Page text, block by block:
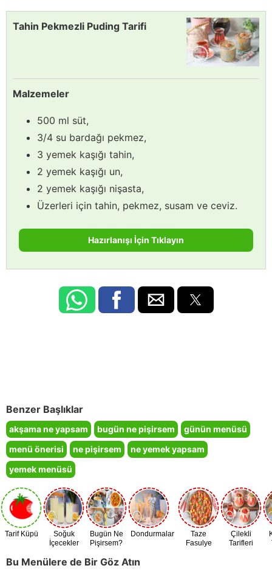
Tahin Pekmezli Puding Tarifi
Malzemeler
500 ml süt,
3/4 su bardağı pekmez,
3 yemek kaşığı tahin,
2 yemek kaşığı un,
2 yemek kaşığı nişasta,
Üzerleri için tahin, pekmez, susam ve ceviz.
Hazırlanışı İçin Tıklayın
Benzer Başlıklar
akşama ne yapsam bugün ne pişirsem
günün menüsü
menü önerisi
ne pişirsem
ne yemek yapsam
yemek menüsü
Tarif Küpü
Soğuk
İçecekler
Bugün Ne
Pişirsem?
Dondurmalar
Taze
Fasulye
Çilekli
Tarifleri
Bu Menülere de Bir Göz Atın